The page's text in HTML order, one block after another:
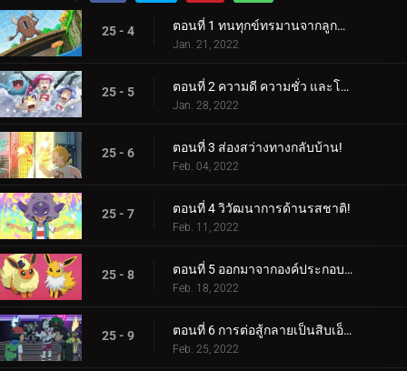
25 - 4 ตอนที่ 1 ทนทุกข์ทรมานจากลูกธนูและลูกธนู!
Jan. 21, 2022
25 - 5 ตอนที่ 2 ความดี ความชั่ว และโชคดี!
Jan. 28, 2022
25 - 6 ตอนที่ 3 ส่องสว่างทางกลับบ้าน!
Feb. 04, 2022
25 - 7 ตอนที่ 4 วิวัฒนาการด้านรสชาติ!
Feb. 11, 2022
25 - 8 ตอนที่ 5 ออกมาจากองค์ประกอบของพวกเขา!
Feb. 18, 2022
25 - 9 ตอนที่ 6 การต่อสู้กลายเป็นสิบเอ็ด!
Feb. 25, 2022